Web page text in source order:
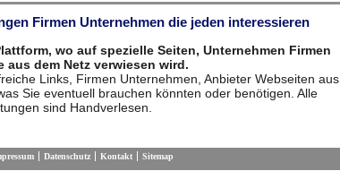
Firmen Unternehmen die jeden interessieren
wo auf spezielle Seiten, Unternehmen Firmen
aus dem Netz verwiesen wird.
Links, Firmen Unternehmen, Anbieter Webseiten aus
Sie eventuell brauchen könnten oder benötigen. Alle
sind Handverlesen.
Datenschutz Kontakt Sitemap